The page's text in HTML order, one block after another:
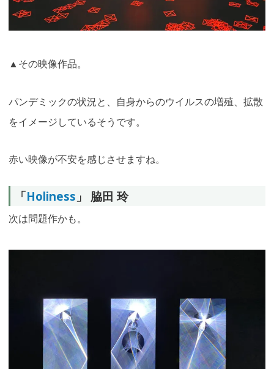
▲その映像作品。
パンデミックの状況と、自身からのウイルスの増殖、拡散
をイメージしているそうです。
赤い映像が不安を感じさせますね。
「Holiness 」 脇田 玲
次は問題作かも。